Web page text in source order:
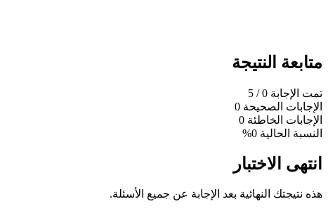
متابعة النتيجة
تمت الإجابة 0
/ 5
الإجابات الصحيحة 0
الإجابات الخاطئة 0
النسبة الحالية 0%
انتهى الاختبار
هذه نتيجتك النهائية بعد الإجابة عن جميع الأسئلة.